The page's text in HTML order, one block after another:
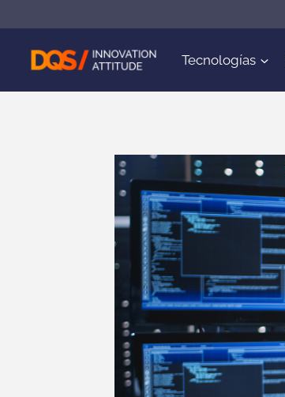
al
contenido
Tecnologías